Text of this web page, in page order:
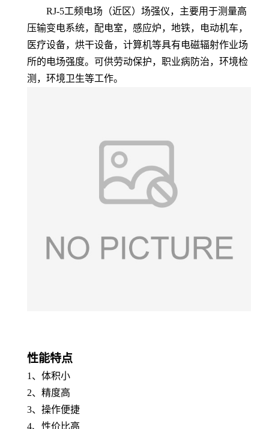
RJ-5工频电场（近区）场强仪，主要用于测量高
压输变电系统，配电室，感应炉，地铁，电动机车，
医疗设备，烘干设备，计算机等具有电磁辐射作业场
所的电场强度。可供劳动保护，职业病防治，环境检
测，环境卫生等工作。
性能特点
1、 体积小
2、精度高
3、 操作便捷
4、 性价比高